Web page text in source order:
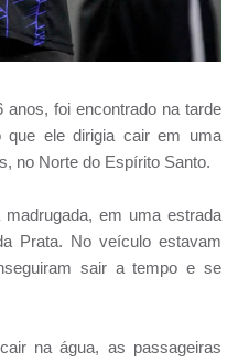
foi encontrado na tarde
que ele dirigia cair em uma
no Norte do Espírito Santo.
em uma estrada
Prata. No veículo estavam
sair a tempo e se
na água, as passageiras